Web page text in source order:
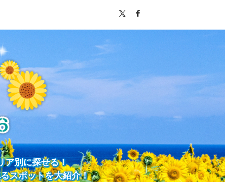
ア別に探せる！
スポットを大紹介！